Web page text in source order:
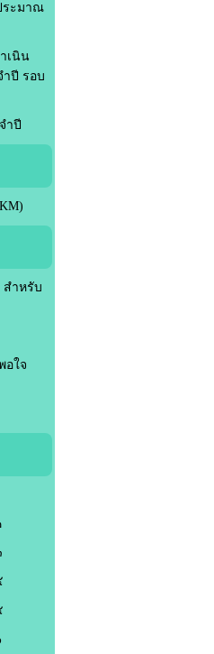
ระมาณ
เนิน
ปี รอบ
ำปี
สำหรับ
อใจ